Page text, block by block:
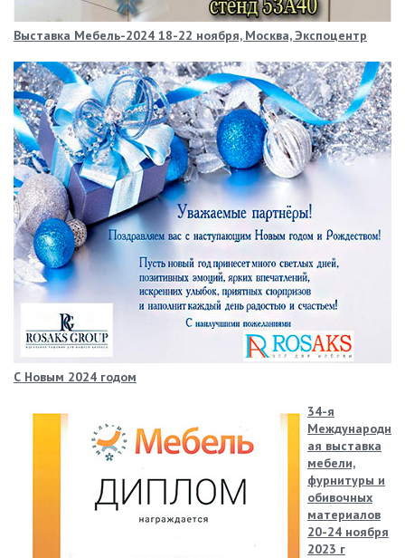
Выставка Мебель-2024 18-22 ноября, Москва, Экспоцентр
С Новым 2024 годом
34-я
Международн
ая выставка
мебели,
фурнитуры и
обивочных
материалов
20-24 ноября
2023 г